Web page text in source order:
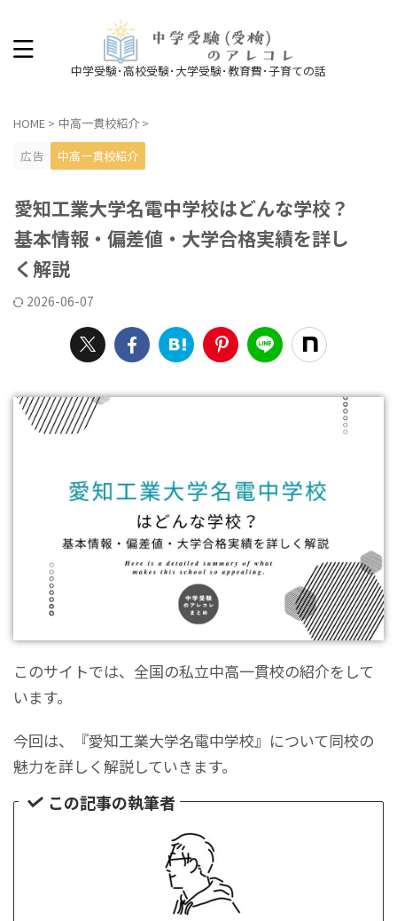
中学受験･高校受験･大学受験･教育費･子育ての話
HOME > 中高一貫校紹介 >
広告
中高一貫校紹介
愛知工業大学名電中学校はどんな学校？
基本情報・偏差値・大学合格実績を詳し
く解説
2026-06-07
このサイトでは、全国の私立中高一貫校の紹介をして
います。
今回は、『愛知工業大学名電中学校』について同校の
魅力を詳しく解説していきます。
この記事の執筆者